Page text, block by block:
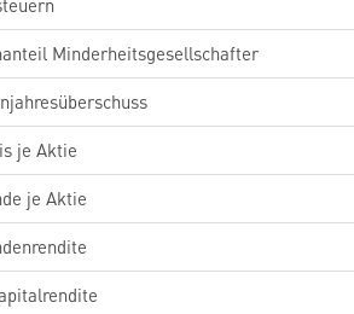
Minderheitsgesellschafter
je Aktie
je Aktie